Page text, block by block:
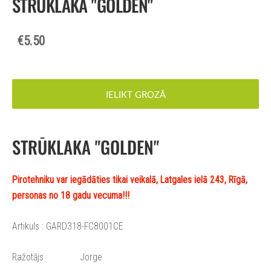
€5.50
IELIKT GROZĀ
STRŪKLAKA "GOLDEN"
Pirotehniku var iegādāties tikai veikalā, Latgales ielā 243, Rīgā,
personas no 18 gadu vecuma!!!
Artikuls : GARD318-FC8001CE
Ražotājs Jorge